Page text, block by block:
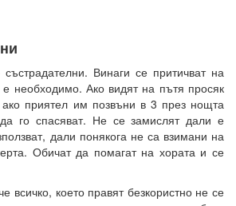
Винаги се притичват на
необходимо. Ако видят на пътя просяк
приятел им позвъни в 3 през нощта
го спасяват. Не се замислят дали е
дали понякога не са взимани на
Обичат да помагат на хората и се
всичко, което правят безкористно не се